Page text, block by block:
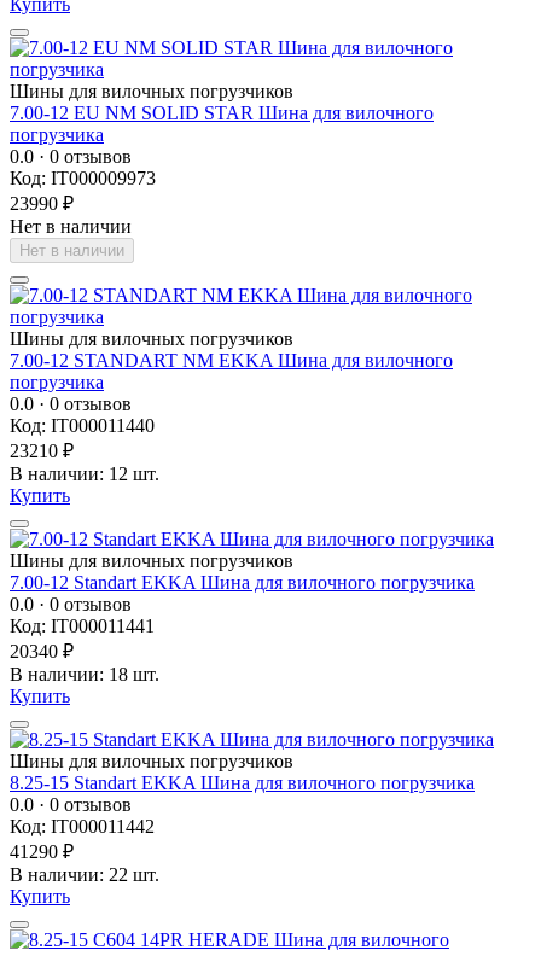
Шины для вилочных погрузчиков
7.00-12 EU NM SOLID STAR Шина для вилочного
погрузчика
0.0 · 0 отзывов
Код: IT000009973
23990 ₽
Нет в наличии
Нет в наличии
Шины для вилочных погрузчиков
7.00-12 STANDART NM EKKA Шина для вилочного
погрузчика
0.0 · 0 отзывов
Код: IT000011440
23210 ₽
В наличии: 12 шт.
Купить
Шины для вилочных погрузчиков
7.00-12 Standart EKKA Шина для вилочного погрузчика
0.0 · 0 отзывов
Код: IT000011441
20340 ₽
В наличии: 18 шт.
Купить
Шины для вилочных погрузчиков
8.25-15 Standart EKKA Шина для вилочного погрузчика
0.0 · 0 отзывов
Код: IT000011442
41290 ₽
В наличии: 22 шт.
Купить